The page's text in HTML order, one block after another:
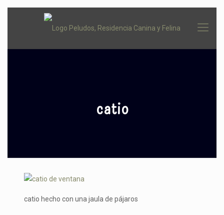
catio
catio hecho con una jaula de pájaros